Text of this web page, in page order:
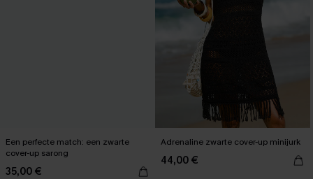
Een perfecte match: een zwarte
cover-up sarong
35,00 €
Adrenaline zwarte cover-up minijurk
44,00 €